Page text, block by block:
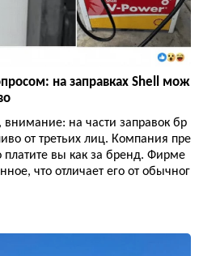
на заправках Shell мож
на части заправок бр
от третьих лиц. Компания пре
вы как за бренд. Фирме
что отличает его от обычног